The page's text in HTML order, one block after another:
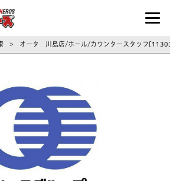
パチンコ求人・転職ならパチンコヒーロ
> オータ 川島店/ホール/カウンタースタッフ